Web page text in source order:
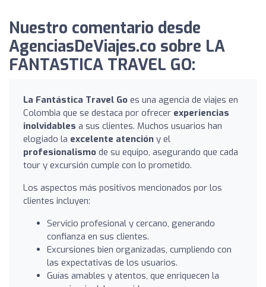
Nuestro comentario desde
AgenciasDeViajes.co sobre LA
FANTASTICA TRAVEL GO:
La Fantástica Travel Go es una agencia de viajes en
Colombia que se destaca por ofrecer experiencias
inolvidables a sus clientes. Muchos usuarios han
elogiado la excelente atención y el
profesionalismo de su equipo, asegurando que cada
tour y excursión cumple con lo prometido.
Los aspectos más positivos mencionados por los
clientes incluyen:
Servicio profesional y cercano, generando
confianza en sus clientes.
Excursiones bien organizadas, cumpliendo con
las expectativas de los usuarios.
Guías amables y atentos, que enriquecen la